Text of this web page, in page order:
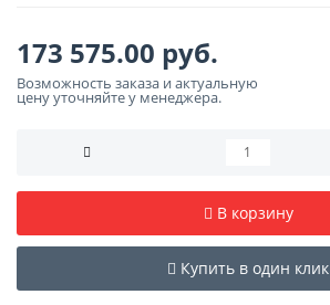
173 575.00 руб.
Возможность заказа и актуальную
цену уточняйте у менеджера.
В корзину
Купить в один клик